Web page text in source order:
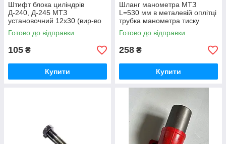
Штифт блока циліндрів
Д-240, Д-245 МТЗ
установочний 12х30 (вир-во
Україна) 50-1002034 / 50-
1002034-А
Готово до відправки
105 ₴
Купити
Шланг манометра МТЗ
L=530 мм в металевій оплітці
трубка манометра тиску
масла (вир-во Україна) 70-
3801180
Готово до відправки
258 ₴
Купити